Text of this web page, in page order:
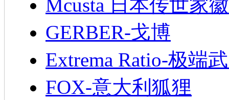
Mcusta 日本传世家徽
GERBER-戈博
Extrema Ratio-极端
FOX-意大利狐狸